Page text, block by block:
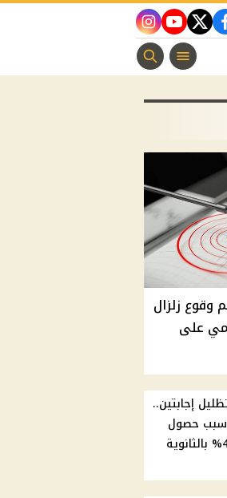
facebook
twitter
youtube
instagram
منوعات مسيحية
وقوع زلزال
على
إجابتين..
سبب حصول
ريم محمد على 4% بالثانوية